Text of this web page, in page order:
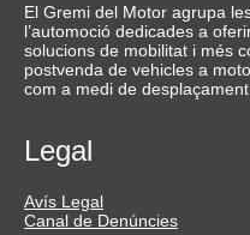
El Gremi del Motor agrupa
l’automoció dedicades a
solucions de mobilitat i més
postvenda de vehicles a
com a medi de desplaçament.
Legal
Avís Legal
Canal de Denúncies